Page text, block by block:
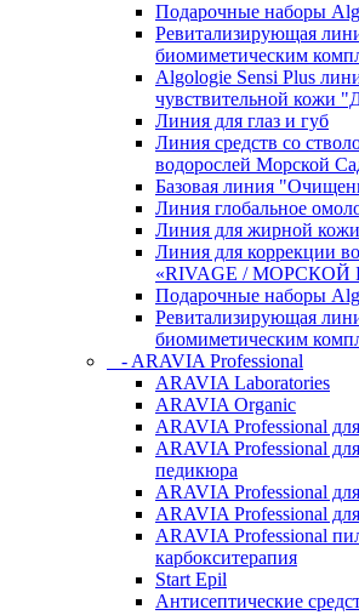
Подарочные наборы
Ревитализирующая
биомиметическим
Algologie Sensi Plus
чувcтвительной кожи
Линия для глаз и губ
Линия средств со
водорослей Морской
Базовая линия
Линия глобальное
Линия для жирной кожи
Линия для коррекции
«RIVAGE / МОРСКОЙ
Подарочные наборы
Ревитализирующая
биомиметическим
- ARAVIA Professional
ARAVIA Laboratories
ARAVIA Organic
ARAVIA Professional
ARAVIA Professional
педикюра
ARAVIA Professional
ARAVIA Professional
ARAVIA Professional
карбокситерапия
Start Epil
Антисептические